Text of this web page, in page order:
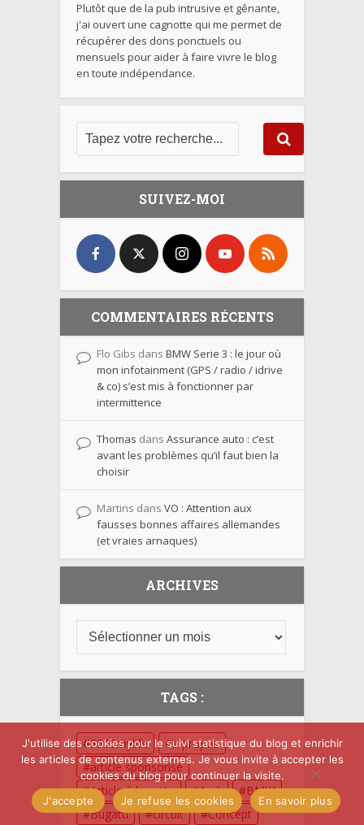
Plutôt que de la pub intrusive et gênante,
j'ai ouvert une cagnotte qui me permet de
récupérer des dons ponctuels ou
mensuels pour aider à faire vivre le blog
en toute indépendance.
SUIVEZ-MOI
COMMENTAIRES RÉCENTS
Flo Gibs dans BMW Serie 3 : le jour où
mon infotainment (GPS / radio / idrive
& co) s’est mis à fonctionner par
intermittence
Thomas dans Assurance auto : c’est
avant les problèmes qu’il faut bien la
choisir
Martins dans VO : Attention aux
fausses bonnes affaires allemandes
(et vraies arnaques)
ARCHIVES
TAGS :
3615mylife
a propos
article sponsorisé
Article à la carte
Audi
BMW
Bugatti
circuit Concept
J'utilise des cookies pour le suivi statistique du blog et enrichir
les articles de contenus externes. Je vous invite à accepter les
cookies du blog pour continuer la visite.
J'accepte
Je refuse les cookies En savoir plus